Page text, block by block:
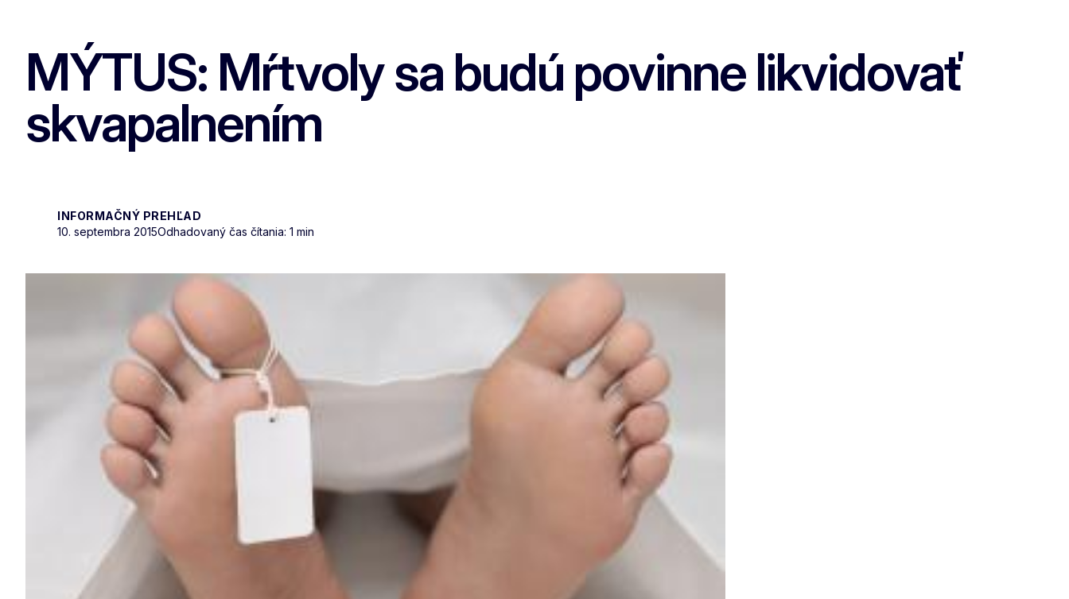
MÝTUS: Mŕtvoly sa budú povinne likvidovať
skvapalnením
INFORMAČNÝ PREHĽAD
10. septembra 2015Odhadovaný čas čítania: 1 min